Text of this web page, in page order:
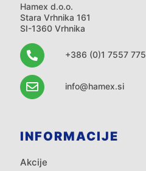
Hamex d.o.o.
Stara Vrhnika 161
SI-1360 Vrhnika
+386 (0)1 7557 775
info@hamex.si
INFORMACIJE
Akcije